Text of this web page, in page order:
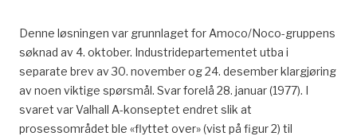
Denne løsningen var grunnlaget for Amoco/Noco-gruppens
søknad av 4. oktober. Industridepartementet utba i
separate brev av 30. november og 24. desember klargjøring
av noen viktige spørsmål. Svar forelå 28. januar (1977). I
svaret var Valhall A-konseptet endret slik at
prosessområdet ble «flyttet over» (vist på figur 2) til